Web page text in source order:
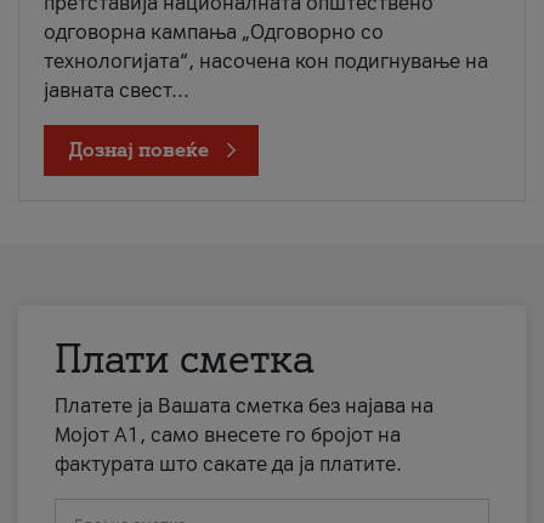
одговорна кампања „Одговорно со
технологијата“, насочена кон подигнување на
јавната свест...
Дознај повеќе
Плати сметка
Платете ја Вашата сметка без најава на
Мојот А1, само внесете го бројот на
фактурата што сакате да ја платите.